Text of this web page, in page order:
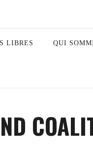
LIBRES QUI